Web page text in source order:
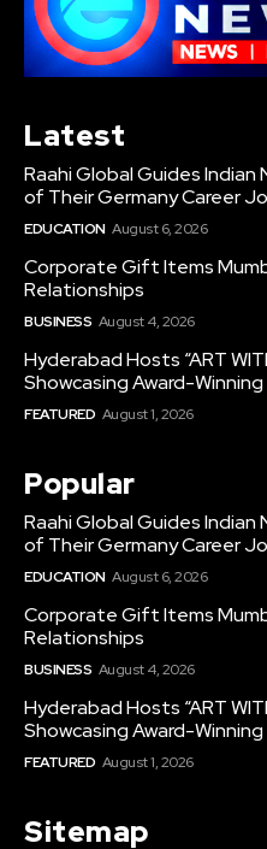
Latest
Raahi Global Guides
of Their Germany Career
EDUCATION August 6, 2026
Corporate Gift Items
Relationships
BUSINESS August 4, 2026
Hyderabad Hosts “ART
Showcasing Award-
FEATURED August 1, 2026
Popular
Raahi Global Guides
of Their Germany Career
EDUCATION August 6, 2026
Corporate Gift Items
Relationships
BUSINESS August 4, 2026
Hyderabad Hosts “ART
Showcasing Award-
FEATURED August 1, 2026
Sitemap